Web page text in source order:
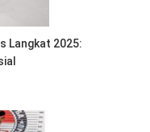
Langkat 2025: